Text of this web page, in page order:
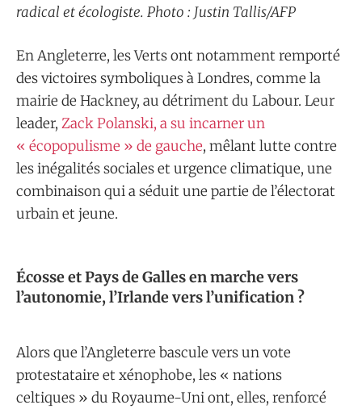
radical et écologiste. Photo : Justin Tallis/AFP
En Angleterre, les Verts ont notamment remporté
des victoires symboliques à Londres, comme la
mairie de Hackney, au détriment du Labour. Leur
leader, Zack Polanski, a su incarner un
« écopopulisme » de gauche, mêlant lutte contre
les inégalités sociales et urgence climatique, une
combinaison qui a séduit une partie de l’électorat
urbain et jeune.
Écosse et Pays de Galles en marche vers
l’autonomie, l’Irlande vers l’unification ?
Alors que l’Angleterre bascule vers un vote
protestataire et xénophobe, les « nations
celtiques » du Royaume-Uni ont, elles, renforcé